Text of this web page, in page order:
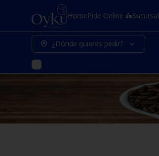
HomePide Online 🛵Sucursal
¿Dónde quieres pedir?